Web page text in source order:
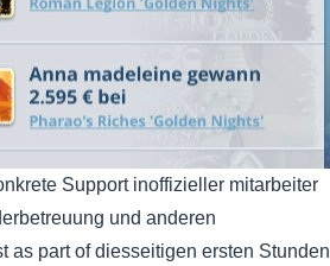
Support inoffizieller mitarbeiter
und anderen
as part of diesseitigen ersten Stunden